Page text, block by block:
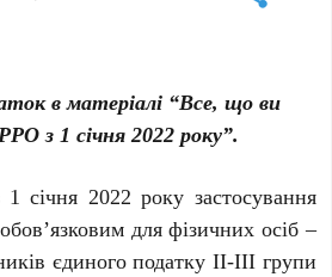
в матеріалі “Все, що ви
з 1 січня 2022 року”.
січня 2022 року застосування
для фізичних осіб –
єдиного податку ІІ-ІІІ групи